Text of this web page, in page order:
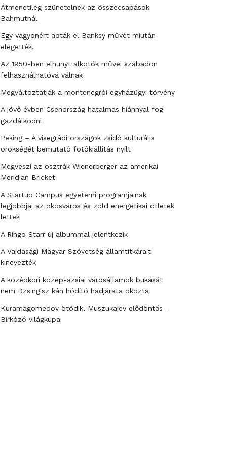
Átmenetileg szünetelnek az összecsapások
Bahmutnál
Egy vagyonért adták el Banksy művét miután
elégették.
Az 1950-ben elhunyt alkotók művei szabadon
felhasználhatóvá válnak
Megváltoztatják a montenegrói egyházügyi törvény
A jövő évben Csehország hatalmas hiánnyal fog
gazdálkodni
Peking – A visegrádi országok zsidó kulturális
örökségét bemutató fotókiállítás nyílt
Megveszi az osztrák Wienerberger az amerikai
Meridian Bricket
A Startup Campus egyetemi programjainak
legjobbjai az okosváros és zöld energetikai ötletek
lettek
A Ringo Starr új albummal jelentkezik
A Vajdasági Magyar Szövetség államtitkárait
kinevezték
A középkori közép-ázsiai városállamok bukását
nem Dzsingisz kán hódító hadjárata okozta
Kuramagomedov ötödik, Muszukajev elődöntős –
Birkózó világkupa